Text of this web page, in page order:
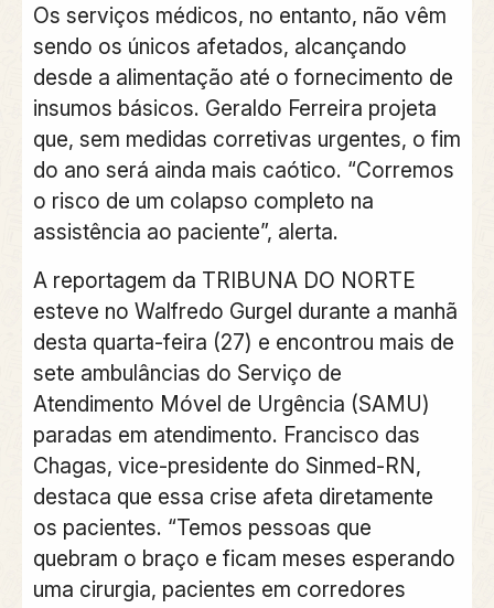
Os serviços médicos, no entanto, não vêm
sendo os únicos afetados, alcançando
desde a alimentação até o fornecimento de
insumos básicos. Geraldo Ferreira projeta
que, sem medidas corretivas urgentes, o fim
do ano será ainda mais caótico. “Corremos
o risco de um colapso completo na
assistência ao paciente”, alerta.
A reportagem da TRIBUNA DO NORTE
esteve no Walfredo Gurgel durante a manhã
desta quarta-feira (27) e encontrou mais de
sete ambulâncias do Serviço de
Atendimento Móvel de Urgência (SAMU)
paradas em atendimento. Francisco das
Chagas, vice-presidente do Sinmed-RN,
destaca que essa crise afeta diretamente
os pacientes. “Temos pessoas que
quebram o braço e ficam meses esperando
uma cirurgia, pacientes em corredores